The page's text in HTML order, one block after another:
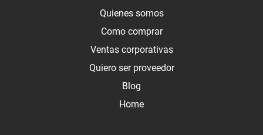
Quienes somos
Como comprar
Ventas corporativas
Quiero ser proveedor
Blog
Home